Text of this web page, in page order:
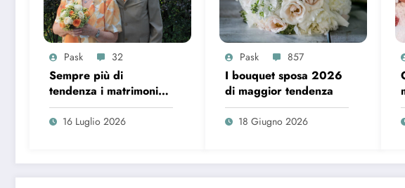
Pask 32
Sempre più di
tendenza i matrimoni
over 65 in Italia
16 Luglio 2026
Pask 857
I bouquet sposa 2026
di maggior tendenza
18 Giugno 2026